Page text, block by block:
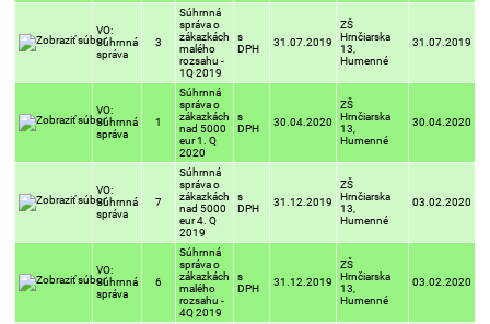
VO:
Súhrnná
správa
3
Súhrnná
správa o
zákazkách
malého
rozsahu -
1Q 2019
s
DPH
31.07.2019
ZŠ
Hrnčiarska
13,
Humenné
31.07.2019
VO:
Súhrnná
správa
1
Súhrnná
správa o
zákazkách
nad 5000
eur 1. Q
2020
s
DPH
30.04.2020
ZŠ
Hrnčiarska
13,
Humenné
30.04.2020
VO:
Súhrnná
správa
7
Súhrnná
správa o
zákazkách
nad 5000
eur 4. Q
2019
s
DPH
31.12.2019
ZŠ
Hrnčiarska
13,
Humenné
03.02.2020
VO:
Súhrnná
správa
6
Súhrnná
správa o
zákazkách
malého
rozsahu -
4Q 2019
s
DPH
31.12.2019
ZŠ
Hrnčiarska
13,
Humenné
03.02.2020